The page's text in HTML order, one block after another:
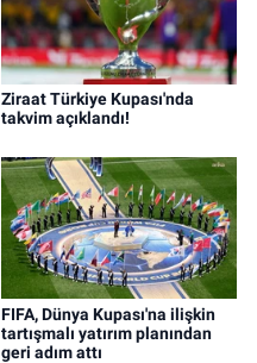
Ziraat Türkiye Kupası'nda
takvim açıklandı!
FIFA, Dünya Kupası'na ilişkin
tartışmalı yatırım planından
geri adım attı